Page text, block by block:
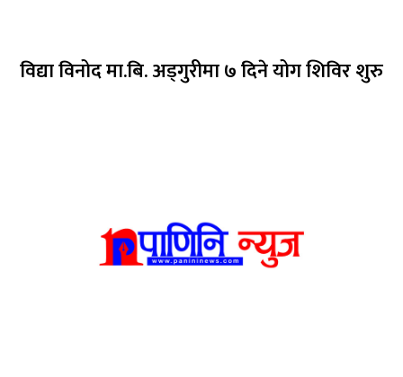
विद्या विनोद मा.बि. अड्गुरीमा ७ दिने योग शिविर शुरु